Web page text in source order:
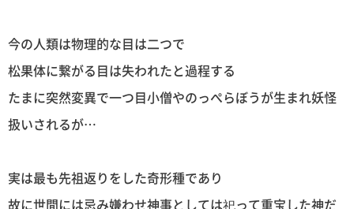
今の人類は物理的な目は二つで
松果体に繋がる目は失われたと過程する
たまに突然変異で一つ目小僧やのっぺらぼうが生まれ妖怪
扱いされるが…
実は最も先祖返りをした奇形種であり
故に世間には忌み嫌わせ神事としては祀って重宝した神だ